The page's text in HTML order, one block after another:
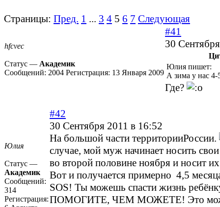
Страницы: Пред. 1 ... 3 4 5 6 7 Следующая
hfcvec
Статус — Академик
Сообщений: 2004 Регистрация: 13 Января 2009
#41
30
Юлия пишет:
А зима у нас 4-
Где?
Юлия
Статус —
Академик
Сообщений:
314
Регистрация:
#42
30 Сентября 2011 в 16:52
На большой части территорииРоссии.
случае, мой муж начинает носить
во второй половине ноября и носит
Вот и получается примерно 4,5
SOS! Ты можешь спасти жизнь
ПОМОГИТЕ, ЧЕМ МОЖЕТЕ! Это